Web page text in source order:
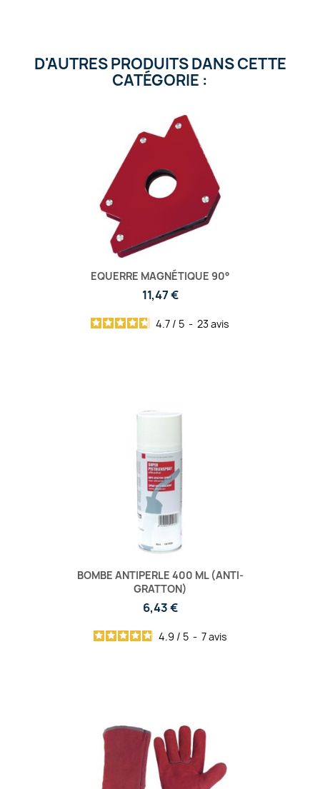
D'AUTRES PRODUITS DANS CETTE
CATÉGORIE :
EQUERRE MAGNÉTIQUE 90°
11,47 €
4.7 / 5 - 23avis
BOMBE ANTIPERLE 400 ML (ANTI-
GRATTON)
6,43 €
4.9 / 5 - 7avis